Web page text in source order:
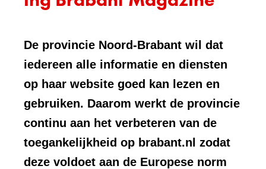
De provincie Noord-Brabant wil dat
iedereen alle informatie en diensten
op haar website goed kan lezen en
gebruiken. Daarom werkt de provincie
continu aan het verbeteren van de
toegankelijkheid op brabant.nl zodat
deze voldoet aan de Europese norm